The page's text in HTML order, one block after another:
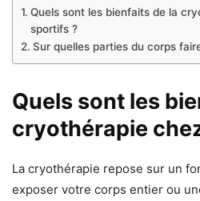
Quels sont les bienfaits de la
sportifs ?
Sur quelles parties du corps
Quels sont les
cryothérapie
La cryothérapie repose sur un
exposer votre corps entier ou